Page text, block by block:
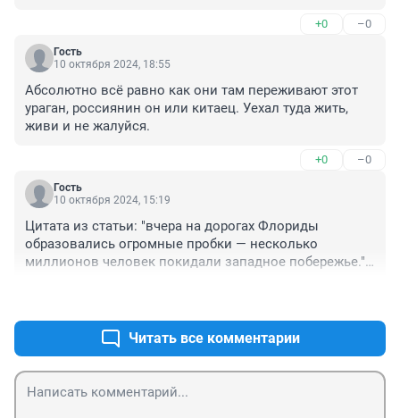
+0 –0
Гость
10 октября 2024, 18:55
Абсолютно всё равно как они там переживают этот
ураган, россиянин он или китаец. Уехал туда жить,
живи и не жалуйся.
+0 –0
Гость
10 октября 2024, 15:19
Цитата из статьи: "вчера на дорогах Флориды
образовались огромные пробки — несколько
миллионов человек покидали западное побережье."
Флорида-то находится на ВОСТОЧНОМ побережье
Читать все комментарии